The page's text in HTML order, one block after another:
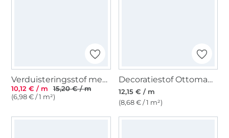
Verduisteringsstof met linnenlook, beige
10,12 € / m
15,20 € / m
(6,98 € / 1 m²)
Decoratiestof Ottoman Floral Elegance, grijs
12,15 € / m
(8,68 € / 1 m²)